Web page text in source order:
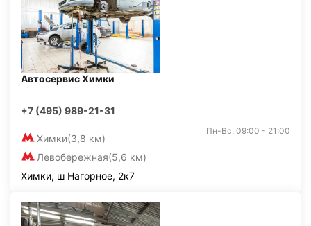
Автосервис Химки
+7 (495) 989-21-31
Химки(3,8 км)
Левобережная(5,6 км)
Пн-Вс: 09:00 - 21:00
Химки, ш Нагорное, 2к7